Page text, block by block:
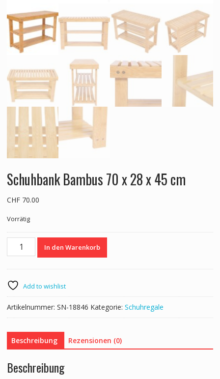
Schuhbank Bambus 70 x 28 x 45 cm
CHF70.00
Vorrätig
Schuhbank
28
x
45
cm
In den Warenkorb
Add to wishlist
Artikelnummer: SN-18846 Kategorie: Schuhregale
Beschreibung Rezensionen (0)
Beschreibung